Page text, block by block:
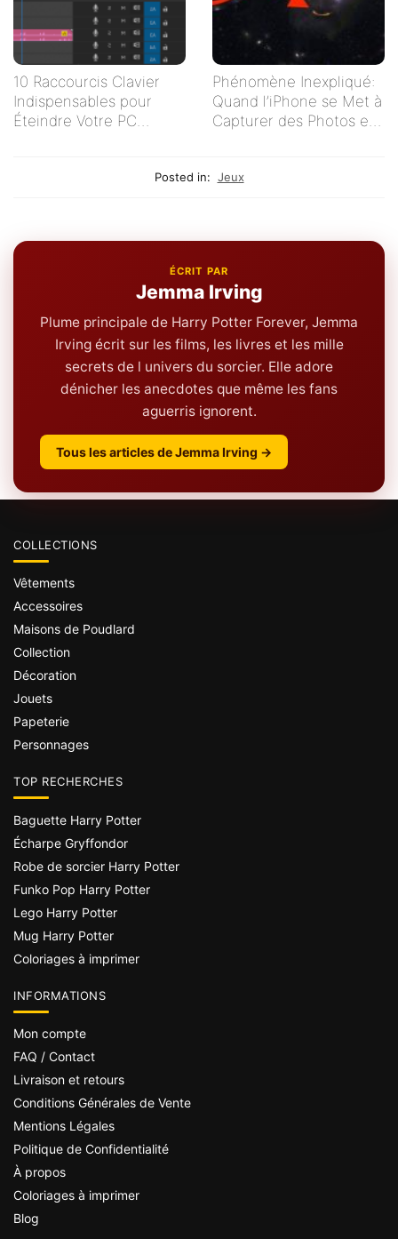
10 Raccourcis Clavier
Indispensables pour
Éteindre Votre PC
Phénomène Inexpliqué:
Quand l’iPhone se Met à
Capturer des Photos en
Posted in: Jeux
ÉCRIT PAR
Jemma Irving
Plume principale de Harry Potter Forever, Jemma
Irving écrit sur les films, les livres et les mille
secrets de l univers du sorcier. Elle adore
dénicher les anecdotes que même les fans
aguerris ignorent.
Tous les articles de Jemma Irving →
COLLECTIONS
Vêtements
Accessoires
Maisons de Poudlard
Collection
Décoration
Jouets
Papeterie
Personnages
TOP RECHERCHES
Baguette Harry Potter
Écharpe Gryffondor
Robe de sorcier Harry Potter
Funko Pop Harry Potter
Lego Harry Potter
Mug Harry Potter
Coloriages à imprimer
INFORMATIONS
Mon compte
FAQ / Contact
Livraison et retours
Conditions Générales de Vente
Mentions Légales
Politique de Confidentialité
À propos
Coloriages à imprimer
Blog